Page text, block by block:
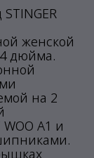
женской
дюйма.
на 2
A1 и